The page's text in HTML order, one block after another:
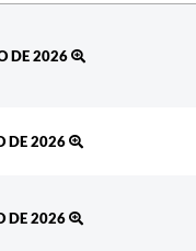
DE 2026
DE 2026
DE 2026